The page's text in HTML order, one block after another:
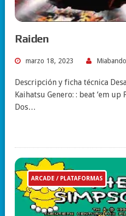
Raiden
marzo 18, 2023
Descripción y ficha técnica
Kaihatsu Genero: : beat ‘em up
Dos…
ARCADE / PLATAFORMAS